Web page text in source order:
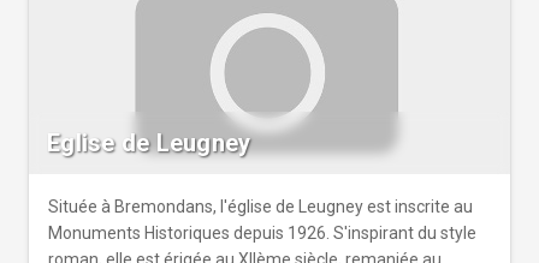
Eglise de Leugney
Située à Bremondans, l'église de Leugney est inscrite au
Monuments Historiques depuis 1926. S'inspirant du style